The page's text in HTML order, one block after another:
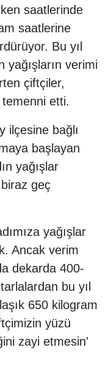
saatlerinde
saatlerine
Bu yıl
yağışların verimi
çiftçiler,
etti.
ilçesine bağlı
başlayan
yağışlar
geç
yağışlar
Ancak verim
dekarda 400-
bu yıl
650 kilogram
yüzü
zayi etmesin'